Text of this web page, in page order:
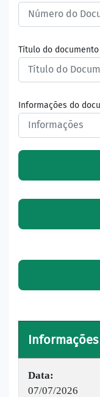
Título do documento
Informações do
Informações
Data:
07/07/2026